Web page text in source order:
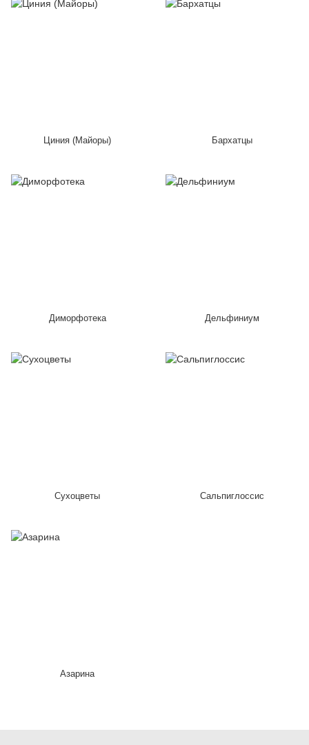
Циния (Майоры) Бархатцы
Диморфотека Дельфиниум
Сухоцветы Сальпиглоссис
Азарина